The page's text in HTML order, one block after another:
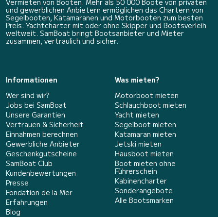
und gewerblichen Anbietern ermöglichen das Chartern von
Segelbooten, Katamaranen und Motorbooten zum besten
Preis. Yachtcharter mit oder ohne Skipper und Bootsverleih
weltweit. SamBoat bringt Bootsanbieter und Mieter
zusammen, vertraulich und sicher.
Informationen
Wer sind wir?
Jobs bei SamBoat
Unsere Garantien
Vertrauen & Sicherheit
Einnahmen berechnen
Gewerbliche Anbieter
Geschenkgutscheine
SamBoat Club
Kundenbewertungen
Presse
Fondation de la Mer
Erfahrungen
Blog
Was mieten?
Motorboot mieten
Schlauchboot mieten
Yacht mieten
Segelboot mieten
Katamaran mieten
Jetski mieten
Hausboot mieten
Boot mieten ohne
Führerschein
Kabinencharter
Sonderangebote
Alle Bootsmarken